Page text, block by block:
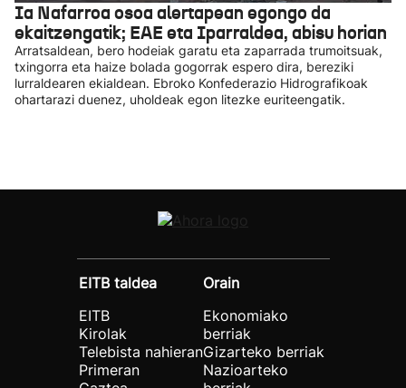
Ia Nafarroa osoa alertapean egongo da
ekaitzengatik; EAE eta Iparraldea, abisu horian
Arratsaldean, bero hodeiak garatu eta zaparrada trumoitsuak,
txingorra eta haize bolada gogorrak espero dira, bereziki
lurraldearen ekialdean. Ebroko Konfederazio Hidrografikoak
ohartarazi duenez, uholdeak egon litezke euriteengatik.
EITB taldea
EITB
Kirolak
Telebista nahieran
Primeran
Orain
Ekonomiako
berriak
Gizarteko berriak
Nazioarteko